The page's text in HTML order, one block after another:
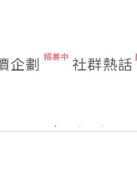
企劃 社群熱話